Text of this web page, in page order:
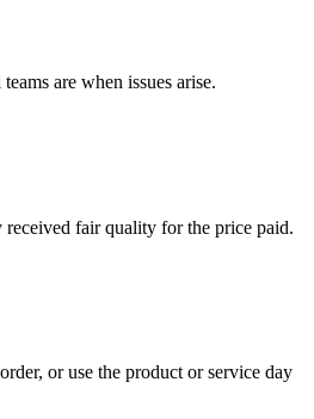
are when issues arise.
received fair quality for the price paid.
or use the product or service day